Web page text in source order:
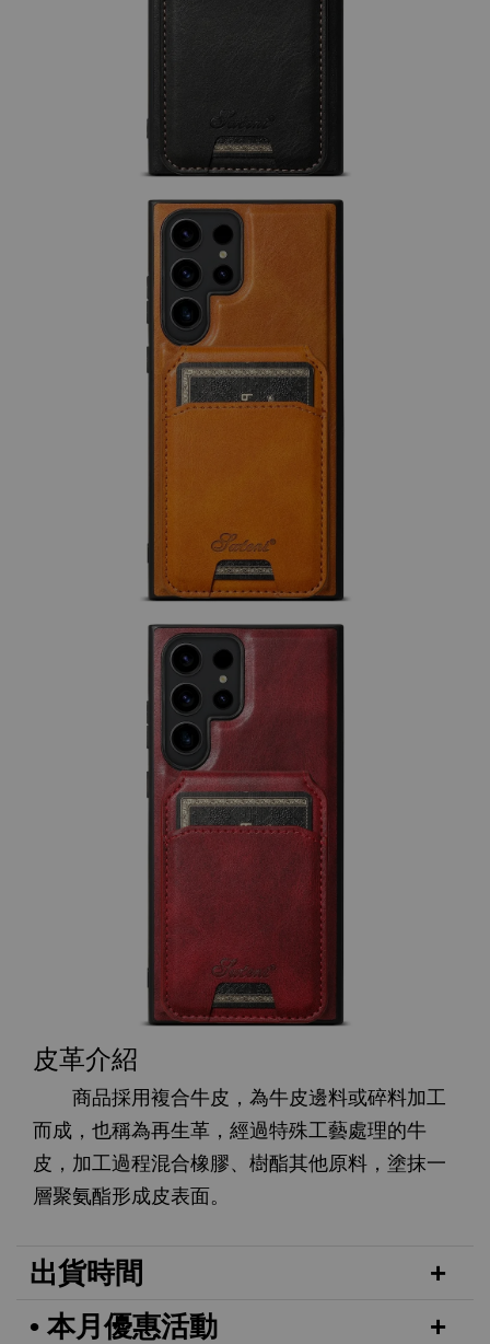
皮革介紹
商品採用複合牛皮，為牛皮邊料或碎料加工
而成，也稱為再生革，經過特殊工藝處理的牛
皮，加工過程混合橡膠、樹酯其他原料，塗抹一
層聚氨酯形成皮表面。
出貨時間
• 本月優惠活動